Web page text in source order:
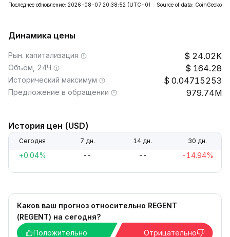
Последнее обновление: 2026-08-07 20:38:52 (UTC+0) Source of data: CoinGecko
Динамика цены
Рын. капитализация 24.02K
Объём, 24Ч 164.28
Исторический максимум 0.04715253
Предложение в обращении 979.74M
История цен (USD)
Сегодня 7 дн. 14 дн. 30 дн.
+0.04% -- -- -14.94%
Каков ваш прогноз относительно REGENT
(REGENT) на сегодня?
Положительно
Отрицательно